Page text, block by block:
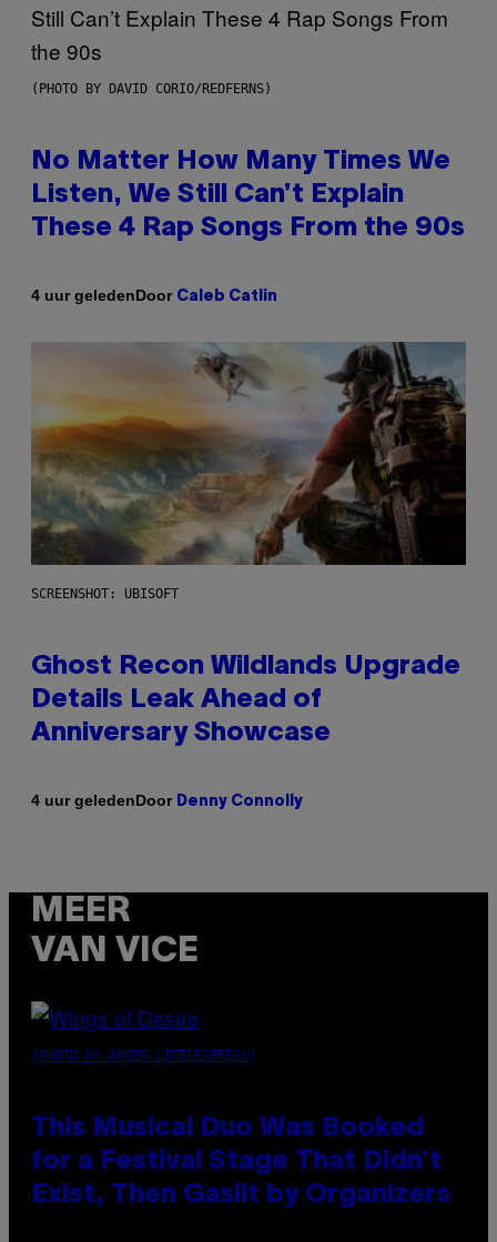
(PHOTO BY DAVID CORIO/REDFERNS)
No Matter How Many Times We
Listen, We Still Can’t Explain
These 4 Rap Songs From the 90s
4 uur geledenDoor Caleb Catlin
SCREENSHOT: UBISOFT
Ghost Recon Wildlands Upgrade
Details Leak Ahead of
Anniversary Showcase
4 uur geledenDoor Denny Connolly
MEER
VAN VICE
(PHOTO BY AMBER LITTLE/PRESS)
This Musical Duo Was Booked
for a Festival Stage That Didn’t
Exist, Then Gaslit by Organizers